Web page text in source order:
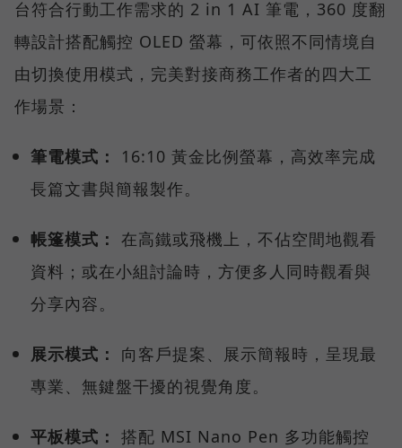
台符合行動工作需求的 2 in 1 AI 筆電，360 度翻
轉設計搭配觸控 OLED 螢幕，可依照不同情境自
由切換使用模式，完美對接商務工作者的四大工
作場景：
筆電模式：
16:10 黃金比例螢幕，高效率完成
長篇文書與簡報製作。
帳篷模式： 在高鐵或飛機上，不佔空間地觀看
資料；或在小組討論時，方便多人同時觀看與
分享內容。
展示模式：
向客戶提案、展示簡報時，呈現最
專業、無鍵盤干擾的視覺角度。
平板模式： 搭配 MSI Nano Pen 多功能觸控